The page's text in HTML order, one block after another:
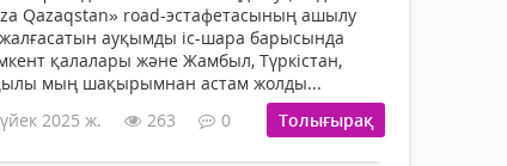
Qazaqstan» road-эстафетасының ашылу
жалғасатын ауқымды іс-шара барысында
қалалары және Жамбыл, Түркістан,
мың шақырымнан астам жолды...
2025 ж. 263 0 Толығырақ